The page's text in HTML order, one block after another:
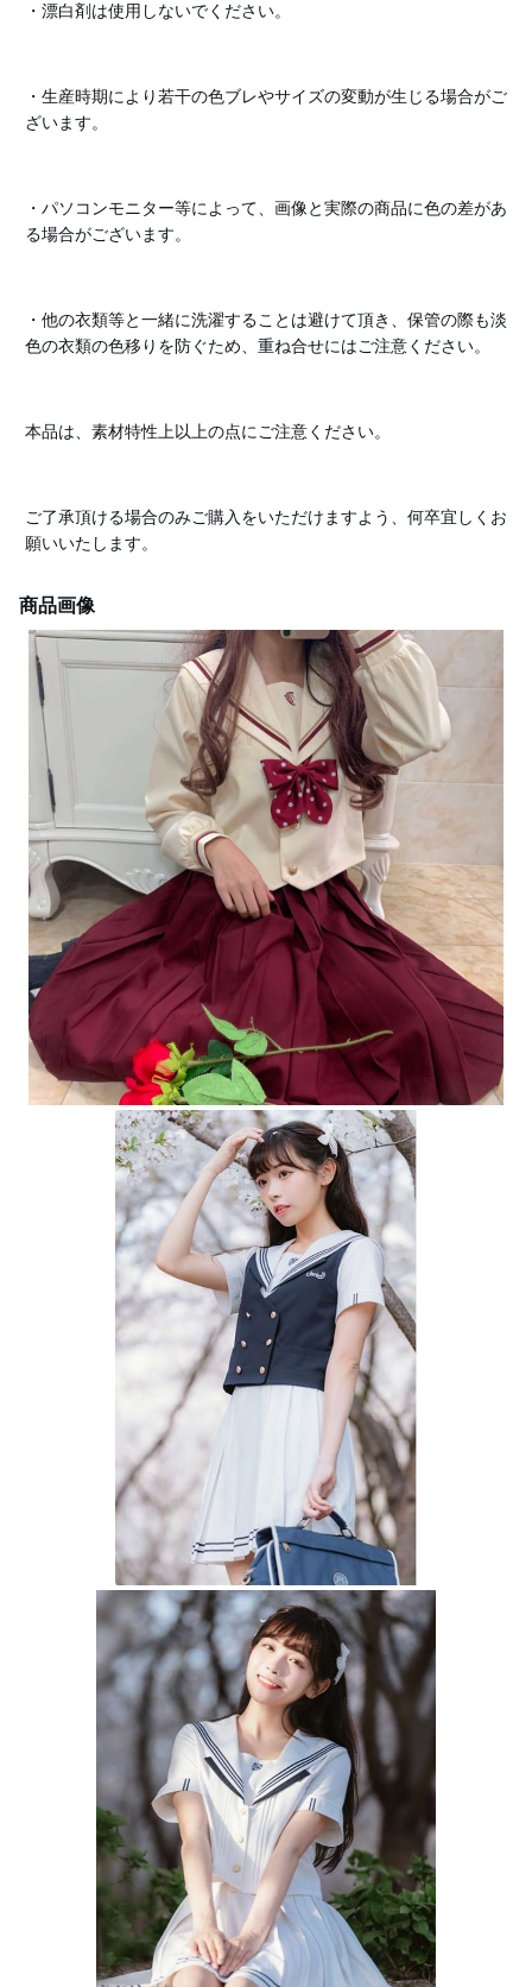
・漂白剤は使用しないでください。
・生産時期により若干の色ブレやサイズの変動が生じる場合がご
ざいます。
・パソコンモニター等によって、画像と実際の商品に色の差があ
る場合がございます。
・他の衣類等と一緒に洗濯することは避けて頂き、保管の際も淡
色の衣類の色移りを防ぐため、重ね合せにはご注意ください。
本品は、素材特性上以上の点にご注意ください。
ご了承頂ける場合のみご購入をいただけますよう、何卒宜しくお
願いいたします。
商品画像